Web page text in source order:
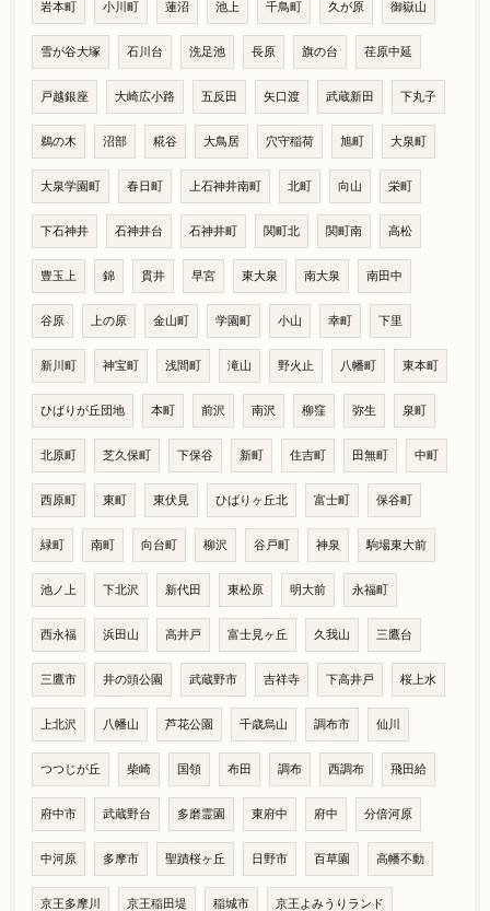
岩本町 小川町 蓮沼 池上 千鳥町 久が原 御嶽山
雪が谷大塚 石川台 洗足池 長原 旗の台 荏原中延
戸越銀座 大崎広小路 五反田 矢口渡 武蔵新田 下丸子
鵜の木 沼部 糀谷 大鳥居 穴守稲荷 旭町 大泉町
大泉学園町 春日町 上石神井南町 北町 向山 栄町
下石神井 石神井台 石神井町 関町北 関町南 高松
豊玉上 錦 貫井 早宮 東大泉 南大泉 南田中
谷原 上の原 金山町 学園町 小山 幸町 下里
新川町 神宝町 浅間町 滝山 野火止 八幡町 東本町
ひばりが丘団地 本町 前沢 南沢 柳窪 弥生 泉町
北原町 芝久保町 下保谷 新町 住吉町 田無町 中町
西原町 東町 東伏見 ひばりヶ丘北 富士町 保谷町
緑町 南町 向台町 柳沢 谷戸町 神泉 駒場東大前
池ノ上 下北沢 新代田 東松原 明大前 永福町
西永福 浜田山 高井戸 富士見ヶ丘 久我山 三鷹台
三鷹市 井の頭公園 武蔵野市 吉祥寺 下高井戸 桜上水
上北沢 八幡山 芦花公園 千歳烏山 調布市 仙川
つつじが丘 柴崎 国領 布田 調布 西調布 飛田給
府中市 武蔵野台 多磨霊園 東府中 府中 分倍河原
中河原 多摩市 聖蹟桜ヶ丘 日野市 百草園 高幡不動
京王多摩川 京王稲田堤 稲城市 京王よみうりランド